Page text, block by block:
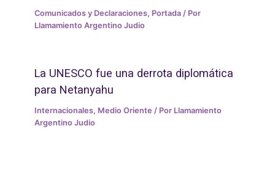
Comunicados y Declaraciones, Portada / Por
Llamamiento Argentino Judio
La UNESCO fue una derrota diplomática
para Netanyahu
Internacionales, Medio Oriente / Por Llamamiento
Argentino Judio